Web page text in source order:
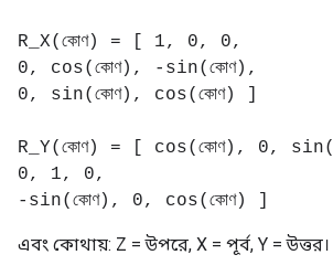
R_X(কোণ) = [ 1, 0, 0,
0, cos(কোণ), -sin(কোণ),
0, sin(কোণ), cos(কোণ) ]
R_Y(কোণ) = [ cos(কোণ), 0,
0, 1, 0,
-sin(কোণ), 0, cos(কোণ) ]
এবং কোথায়: Z = উপরে, X = পূর্ব, Y = উত্তর।